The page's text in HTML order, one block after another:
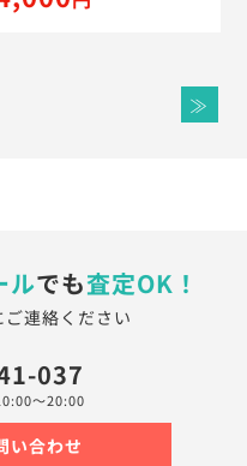
≫
ルでも査定OK！
連絡ください
037
〜20:00
い合わせ